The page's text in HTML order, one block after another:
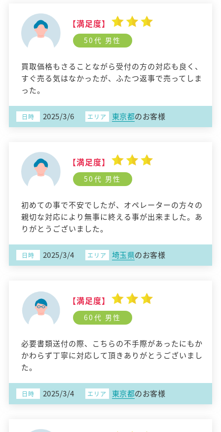
【満足度】
50代 男性
買取価格もさることながら受付の方の対応も良く、
すぐ売る気はなかったが、ふたつ返事で売ってしま
った。
日時 2025/3/6 エリア 東京都のお客様
【満足度】
50代 男性
初めての事で不安でしたが、オペレーターの方々の
親切な対応により無事に終える事が出来ました。あ
りがとうございました。
日時 2025/3/4 エリア 埼玉県のお客様
【満足度】
60代 男性
必要書類送付の際、こちらの不手際があったにもか
かわらず丁寧に対応して頂きありがとうございまし
た。
日時 2025/3/4 エリア 東京都のお客様